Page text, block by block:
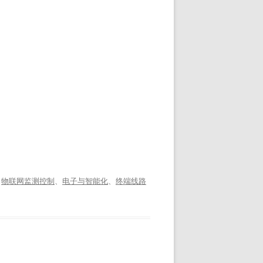
物联网监测控制 、 电子与智能化、 终端线路